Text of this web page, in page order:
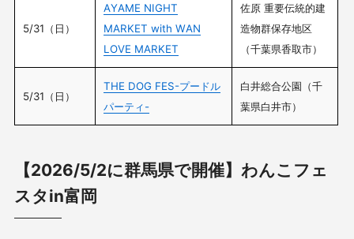
5/31（日）
AYAME NIGHT
MARKET with WAN
LOVE MARKET
佐原 重要伝統的建
造物群保存地区
（千葉県香取市）
5/31（日）
THE DOG FES-プードル
パーティ-
白井総合公園（千
葉県白井市）
【2026/5/2に群馬県で開催】わんこフェ
スタin富岡